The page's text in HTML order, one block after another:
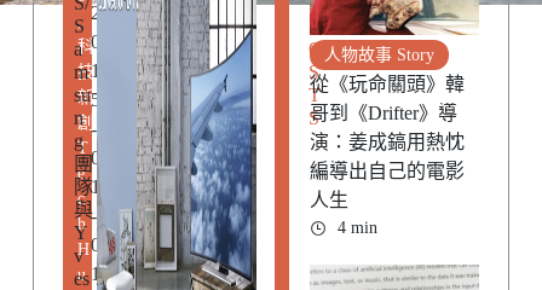
,
科
技
新
創
T
e
c
h
H
u
S
a
m
su
n
g
團
隊
與
Y
v
es
2
0
1
5
-
0
1
-
0
1
P
O
S
T
S
人物故事 Story
從《玩命關頭》韓
哥到《Drifter》導
演：姜成鎬用熱忱
編導出自己的電影
人生
4 min